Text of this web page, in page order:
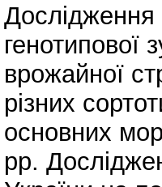
Дослідження
генотипової
врожайної
різних
основних
рр.